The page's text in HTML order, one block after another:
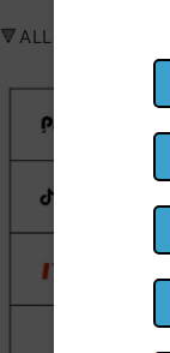
🔻ALLSTARSの招待